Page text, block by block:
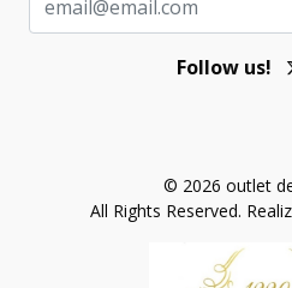
Follow us!
© 2026 outlet
All Rights Reserved.